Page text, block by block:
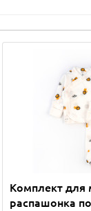
Комплект для
распашонка